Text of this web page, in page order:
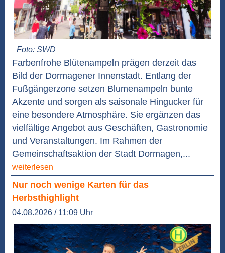
Foto: SWD
Farbenfrohe Blütenampeln prägen derzeit das
Bild der Dormagener Innenstadt. Entlang der
Fußgängerzone setzen Blumenampeln bunte
Akzente und sorgen als saisonale Hingucker für
eine besondere Atmosphäre. Sie ergänzen das
vielfältige Angebot aus Geschäften, Gastronomie
und Veranstaltungen. Im Rahmen der
Gemeinschaftsaktion der Stadt Dormagen,...
weiterlesen
Nur noch wenige Karten für das
Herbsthighlight
04.08.2026 / 11:09 Uhr